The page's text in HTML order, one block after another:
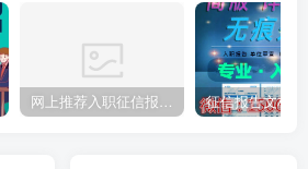
网上推荐入职征信报告pdf无痕修改介绍制作